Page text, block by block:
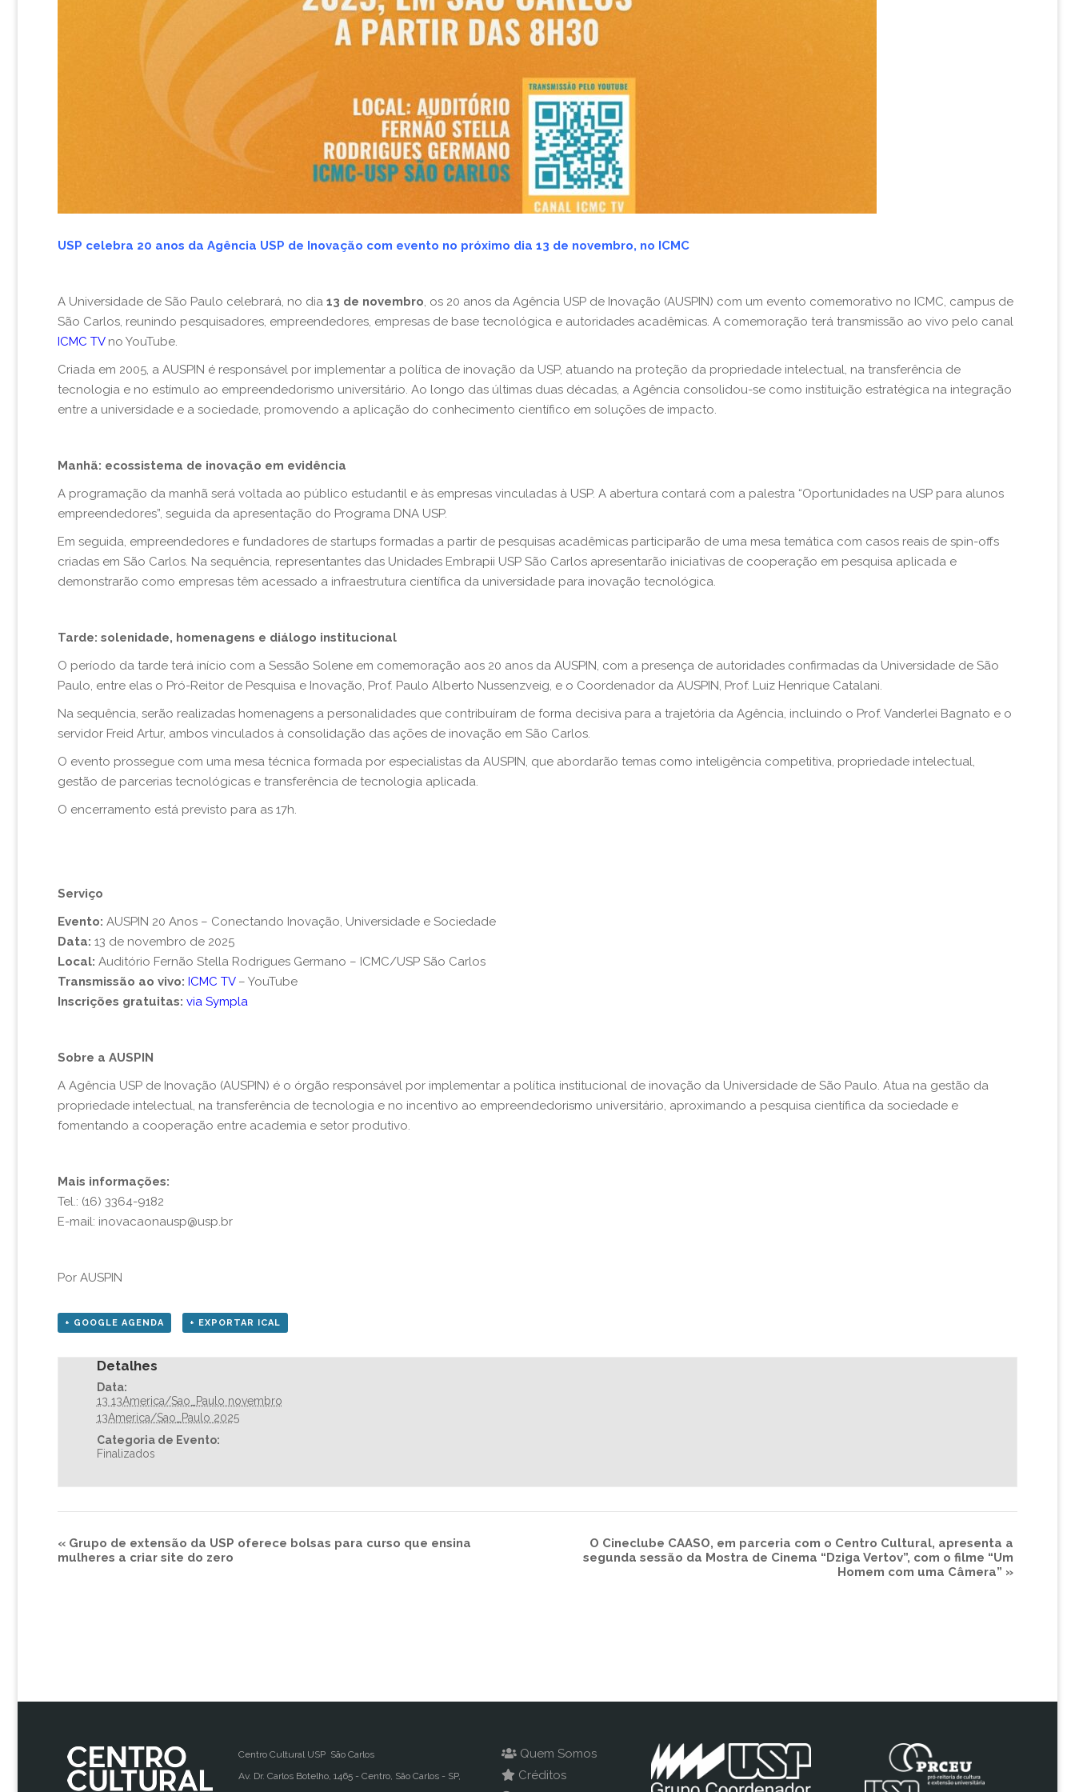
USP celebra 20 anos da Agência USP de Inovação com evento no próximo dia 13 de novembro, no ICMC
A Universidade de São Paulo celebrará, no dia 13 de novembro, os 20 anos da Agência USP de Inovação (AUSPIN) com um evento comemorativo no ICMC, campus de
São Carlos, reunindo pesquisadores, empreendedores, empresas de base tecnológica e autoridades acadêmicas. A comemoração terá transmissão ao vivo pelo canal
ICMC TV no YouTube.
Criada em 2005, a AUSPIN é responsável por implementar a política de inovação da USP, atuando na proteção da propriedade intelectual, na transferência de
tecnologia e no estímulo ao empreendedorismo universitário. Ao longo das últimas duas décadas, a Agência consolidou-se como instituição estratégica na integração
entre a universidade e a sociedade, promovendo a aplicação do conhecimento científico em soluções de impacto.
Manhã: ecossistema de inovação em evidência
A programação da manhã será voltada ao público estudantil e às empresas vinculadas à USP. A abertura contará com a palestra “Oportunidades na USP para alunos
empreendedores”, seguida da apresentação do Programa DNA USP.
Em seguida, empreendedores e fundadores de startups formadas a partir de pesquisas acadêmicas participarão de uma mesa temática com casos reais de spin-offs
criadas em São Carlos. Na sequência, representantes das Unidades Embrapii USP São Carlos apresentarão iniciativas de cooperação em pesquisa aplicada e
demonstrarão como empresas têm acessado a infraestrutura científica da universidade para inovação tecnológica.
Tarde: solenidade, homenagens e diálogo institucional
O período da tarde terá início com a Sessão Solene em comemoração aos 20 anos da AUSPIN, com a presença de autoridades confirmadas da Universidade de São
Paulo, entre elas o Pró-Reitor de Pesquisa e Inovação, Prof. Paulo Alberto Nussenzveig, e o Coordenador da AUSPIN, Prof. Luiz Henrique Catalani.
Na sequência, serão realizadas homenagens a personalidades que contribuíram de forma decisiva para a trajetória da Agência, incluindo o Prof. Vanderlei Bagnato e o
servidor Freid Artur, ambos vinculados à consolidação das ações de inovação em São Carlos.
O evento prossegue com uma mesa técnica formada por especialistas da AUSPIN, que abordarão temas como inteligência competitiva, propriedade intelectual,
gestão de parcerias tecnológicas e transferência de tecnologia aplicada.
O encerramento está previsto para as 17h.
Serviço
Evento: AUSPIN 20 Anos – Conectando Inovação, Universidade e Sociedade
Data: 13 de novembro de 2025
Local: Auditório Fernão Stella Rodrigues Germano – ICMC/USP São Carlos
Transmissão ao vivo: ICMC TV – YouTube
Inscrições gratuitas: via Sympla
Sobre a AUSPIN
A Agência USP de Inovação (AUSPIN) é o órgão responsável por implementar a política institucional de inovação da Universidade de São Paulo. Atua na gestão da
propriedade intelectual, na transferência de tecnologia e no incentivo ao empreendedorismo universitário, aproximando a pesquisa científica da sociedade e
fomentando a cooperação entre academia e setor produtivo.
Mais informações:
Tel.: (16) 3364-9182
E-mail: inovacaonausp@usp.br
Por AUSPIN
+ GOOGLE AGENDA + EXPORTAR ICAL
Detalhes
Data:
13 13America/Sao_Paulo novembro
13America/Sao_Paulo 2025
Categoria de Evento:
Finalizados
« Grupo de extensão da USP oferece bolsas para curso que ensina
mulheres a criar site do zero
O Cineclube CAASO, em parceria com o Centro Cultural, apresenta a
segunda sessão da Mostra de Cinema “Dziga Vertov”, com o filme “Um
Homem com uma Câmera” »
Centro Cultural USP São Carlos
Av. Dr. Carlos Botelho, 1465 - Centro, São Carlos - SP,
Quem Somos
Créditos